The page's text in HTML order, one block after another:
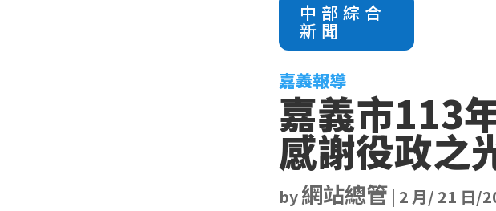
中部綜合
新聞
嘉義報導
嘉義市113
感謝役政之
by網站總管 | 2 月/ 21 日/